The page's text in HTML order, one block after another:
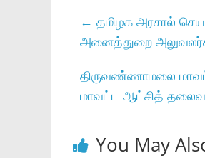
← தமிழக அரசால்‌
அனைத்துறை
திருவண்ணாமலை
மாவட்ட ஆட்சித்
You May